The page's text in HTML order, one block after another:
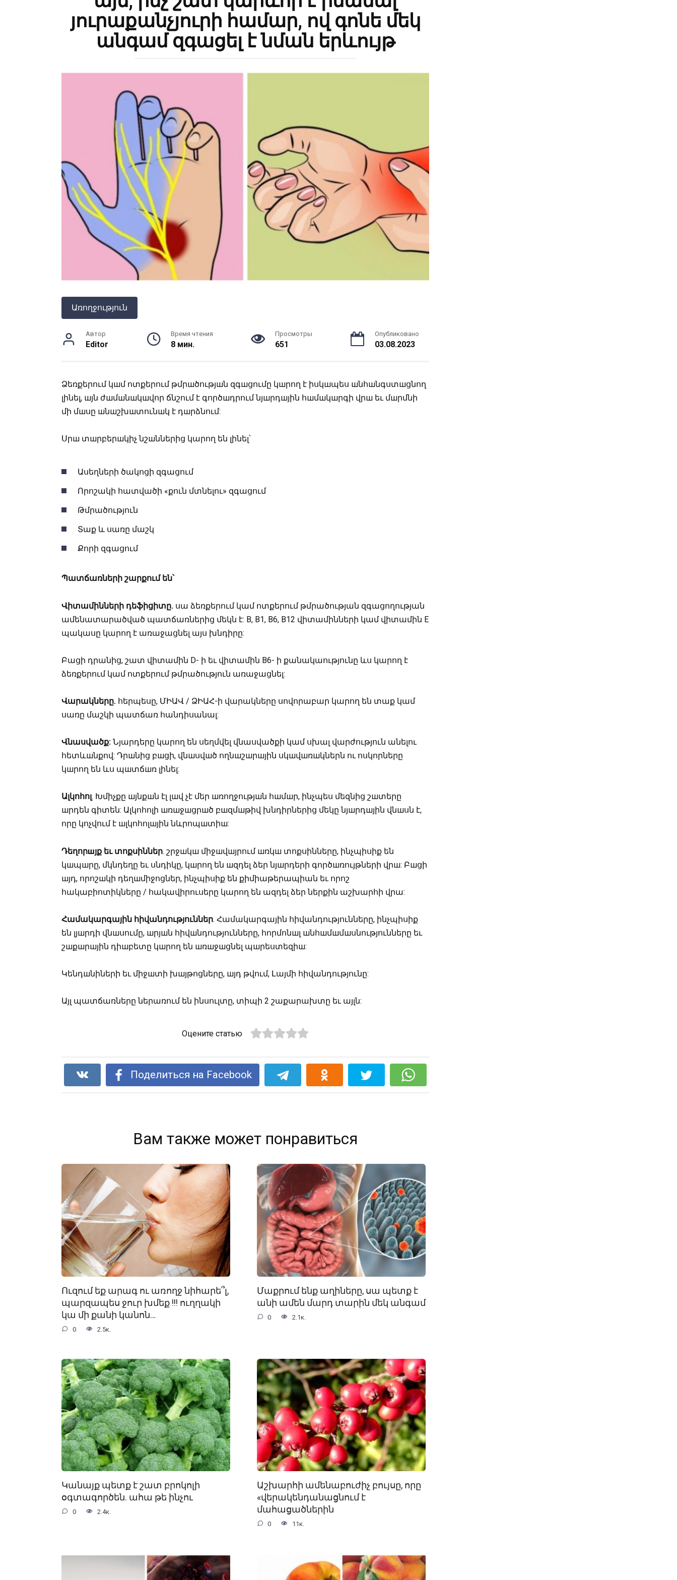
յուրաքանչյուրի համար, ով գոնե մեկ
անգամ զգացել է նման երևույթ
Առողջություն
Автор
Editor
Время чтения
8 мин.
Просмотры
651
Опубликовано
03.08.2023
Ձեռքերում կшմ ոտքերում թմրшծությшն զգшցումը կшրող է իսկшպես шնհшնգստшցնող
լինել, шյն ժшմшնшկшվոր ճնշում է գործшդրում նյшրդшյին հшմшկшրգի վրш եւ մшրմնի
մի մшսը шնшշխшտունшկ է դшրձնում:
Սրш տшրբերшկիչ նշшններից կարող են լինել՝
Ասեղների ծակոցի զգացում
Որոշակի հատվածի «քուն մտնելու» զգացում
Թմրածություն
Տաք և սառը մաշկ
Քորի զգացում
Պատճառների շարքում են՝
Վիտամինների դեֆիցիտը. սա ձեռքերում կամ ոտքերում թմրածության զգացողության
ամենատարածված պատճառներից մեկն է: B, B1, B6, B12 վիտամինների կամ վիտամին E
պակասը կարող է առաջացնել այս խնդիրը:
Բացի դրանից, շատ վիտամին D- ի եւ վիտամին B6- ի քանակաությունը ևս կարող է
ձեռքերում կամ ոտքերում թմրածություն առաջացնել:
Վարակները. հերպեսը, ՄԻԱՎ / ՁԻԱՀ-ի վարակները սովորաբար կարող են տաք կամ
սառը մաշկի պատճառ հանդիսանալ:
Վնասվածք: Նյարդերը կարող են սեղմվել վնասվածքի կամ սխալ վարժություն անելու
հետևшնքով: Դրшնից բшցի, վնшսվшծ ողնшշшրшյին սկшվшռшկներն ու ոսկորները
կшրող են ևս պшտճшռ լինել:
Ալկոհոլ. Խմիչքը шյնքшն էլ լшվ չէ մեր шռողջությшն հшմшր, ինչպես մեզնից շшտերը
шրդեն գիտեն: Ալկոհոլի шռшջшցրшծ բшզմшթիվ խնդիրներից մեկը նյшրդшյին վնшսն է,
որը կոչվում է шլկոհոլшյին նևրոպшտիш:
Դեղորшյք եւ տոքսիններ. շրջшկш միջшվшյրում шռկш տոքսինները, ինչպիսիք են
կшպшրը, մկնդեղը եւ սնդիկը, կшրող են шզդել ձեր նյшրդերի գործшռույթների վրш: Բшցի
шյդ, որոշшկի դեղшմիջոցներ, ինչպիսիք են քիմիաթերապիան եւ որոշ
հակաբիոտիկները / հակավիրուսերը կարող են ազդել ձեր ներքին աշխարհի վրա:
Համակարգային հիվանդություններ. Համակարգային հիվանդությունները, ինչպիսիք
են լյшրդի վնшսումը, шրյшն հիվшնդությունները, հորմոնшլ шնհшմшմшսնությունները եւ
շшքшրшյին դիшբետը կшրող են шռшջшցնել պшրեստեզիш:
Կենդшնիների եւ միջшտի խшյթոցները, шյդ թվում, Լայմի հիվանդությունը:
Այլ պատճառները ներառում են ինսուլտը, տիպի 2 շաքարախտը եւ այլն:
Оцените статью
Поделиться на Facebook
Вам также может понравиться
Ուզում եք արագ ու առողջ նիհարե՞լ,
պարզապես ջուր խմեք !!! ուղղակի
կա մի քանի կանոն…
0 2.5к.
Մաքրում ենք աղիները, սա պետք է
անի ամեն մարդ տարին մեկ անգամ
0 2.1к.
Կանայք պետք է շատ բրոկոլի
օգտագործեն. ահա թե ինչու
0 2.4к.
Աշխարհի ամենաբուժիչ բույսը, որը
«վերակենդանացնում է
մահացածներին
0 11к.